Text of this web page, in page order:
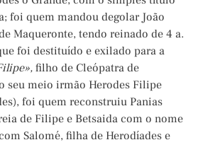
foi quem mandou degolar João
Maqueronte, tendo reinado de 4 a.
foi destituído e exilado para a
filho de Cleópatra de
seu meio irmão Herodes Filipe
foi quem reconstruiu Panias
de Filipe e Betsaida com o nome
Salomé, filha de Herodíades e